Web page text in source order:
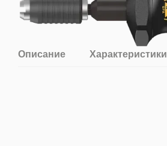
Описание Характеристики